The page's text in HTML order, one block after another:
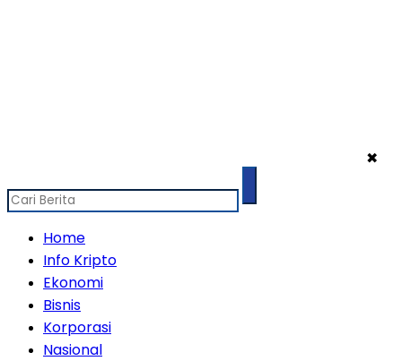
✖
Home
Info Kripto
Ekonomi
Bisnis
Korporasi
Nasional